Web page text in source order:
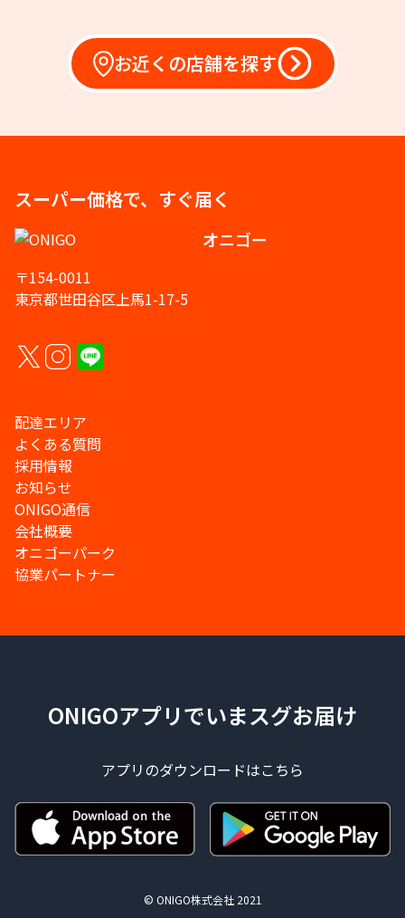
お近くの店舗を探す
スーパー価格で、すぐ届く
オニゴー
〒154-0011
東京都世田谷区上馬1-17-5
配達エリア
よくある質問
採用情報
お知らせ
ONIGO通信
会社概要
オニゴーパーク
協業パートナー
ONIGOアプリでいまスグお届け
アプリのダウンロードはこちら
© ONIGO株式会社 2021